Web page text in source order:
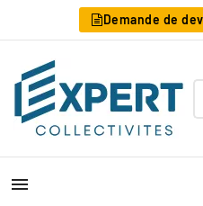
Demande de
